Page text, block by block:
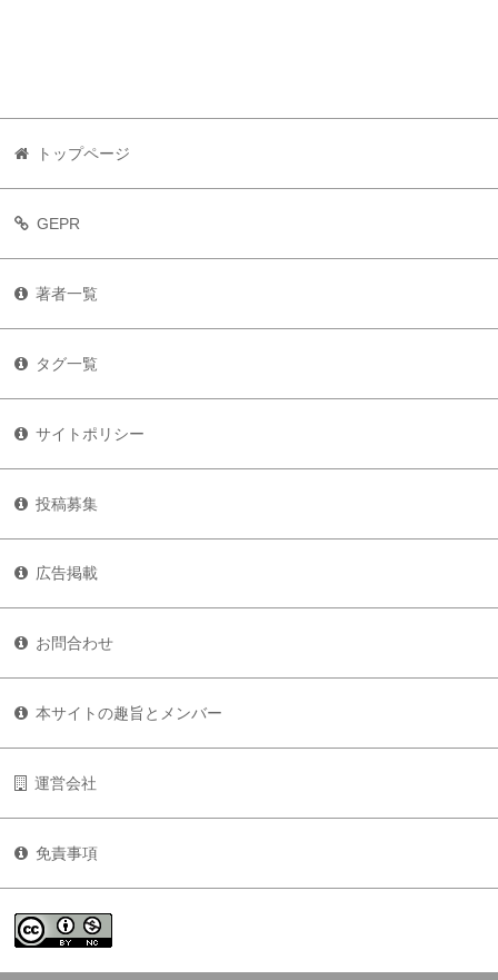
トップページ
GEPR
著者一覧
タグ一覧
サイトポリシー
投稿募集
広告掲載
お問合わせ
本サイトの趣旨とメンバー
運営会社
免責事項